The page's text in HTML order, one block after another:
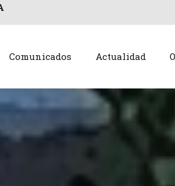
Comunicados Actualidad